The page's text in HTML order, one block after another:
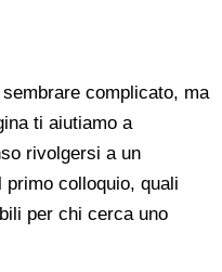
complicato, ma
ti aiutiamo a
rivolgersi a un
colloquio, quali
per chi cerca uno